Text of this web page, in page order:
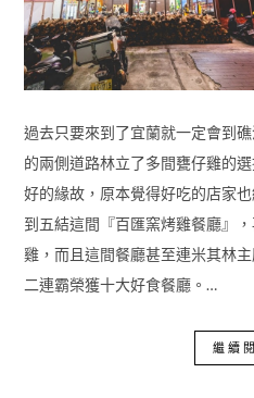
過去只要來到了宜蘭就一定會到
的兩側道路林立了多間甕仔雞的
好的緣故，原本覺得好吃的店家
到五結這間『百匯窯烤雞餐廳』
雞，而且這間餐廳甚至連米其林
二連霸榮獲十大好食餐廳。…
繼續